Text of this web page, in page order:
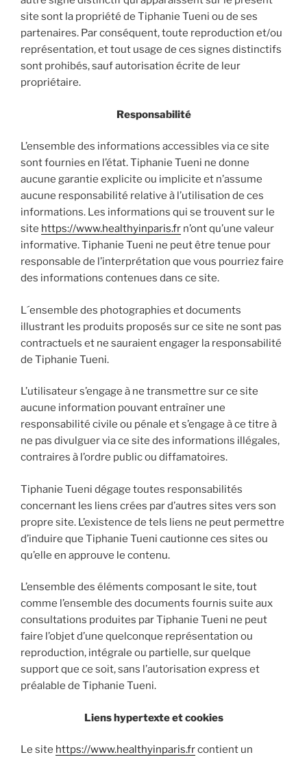
site sont la propriété de Tiphanie Tueni ou de ses
partenaires. Par conséquent, toute reproduction et/ou
représentation, et tout usage de ces signes distinctifs
sont prohibés, sauf autorisation écrite de leur
propriétaire.
Responsabilité
L’ensemble des informations accessibles via ce site
sont fournies en l’état. Tiphanie Tueni ne donne
aucune garantie explicite ou implicite et n’assume
aucune responsabilité relative à l’utilisation de ces
informations. Les informations qui se trouvent sur le
site https://www.healthyinparis.fr n’ont qu’une valeur
informative. Tiphanie Tueni ne peut être tenue pour
responsable de l’interprétation que vous pourriez faire
des informations contenues dans ce site.
L´ensemble des photographies et documents
illustrant les produits proposés sur ce site ne sont pas
contractuels et ne sauraient engager la responsabilité
de Tiphanie Tueni.
L’utilisateur s’engage à ne transmettre sur ce site
aucune information pouvant entraîner une
responsabilité civile ou pénale et s’engage à ce titre à
ne pas divulguer via ce site des informations illégales,
contraires à l’ordre public ou diffamatoires.
Tiphanie Tueni dégage toutes responsabilités
concernant les liens crées par d’autres sites vers son
propre site. L’existence de tels liens ne peut permettre
d’induire que Tiphanie Tueni cautionne ces sites ou
qu’elle en approuve le contenu.
L’ensemble des éléments composant le site, tout
comme l’ensemble des documents fournis suite aux
consultations produites par Tiphanie Tueni ne peut
faire l’objet d’une quelconque représentation ou
reproduction, intégrale ou partielle, sur quelque
support que ce soit, sans l’autorisation express et
préalable de Tiphanie Tueni.
Liens hypertexte et cookies
Le site https://www.healthyinparis.frcontient un